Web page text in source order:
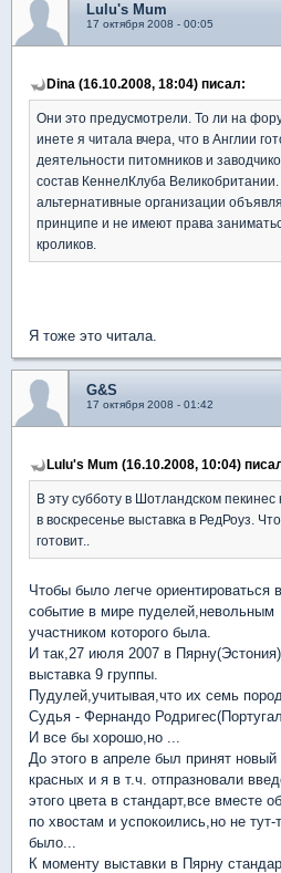
Lulu's Mum
17 октября 2008 - 00:05
Dina (16.10.2008, 18:04) писал:
Они это предусмотрели. То ли на
инете я читала вчера, что в Англии
деятельности питомников и
состав КеннелКлуба
альтернативные организации
принципе и не имеют права
кроликов.
Я тоже это читала.
G&S
17 октября 2008 - 01:42
Lulu's Mum (16.10.2008, 10:04)
В эту субботу в Шотландском
в воскресенье выставка в РедРоуз.
готовит..
Чтобы было легче
событие в мире пуделей,невольным
участником которого была.
И так,27 июля 2007 в
выставка 9 группы.
Пудулей,учитывая,что их семь
Судья - Фернандо
И все бы хорошо,но ...
До этого в апреле был принят новый
красных и я в т.ч. отпразновали
этого цвета в стандарт,все вместе
по хвостам и успокоились,но не тут-
было...
К моменту выставки в Пярну